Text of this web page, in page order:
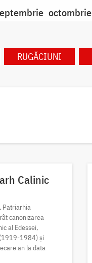
octombrie
RUGĂCIUNI
Calinic
Patriarhia
canonizarea
al Edessei,
1984) și
an la data